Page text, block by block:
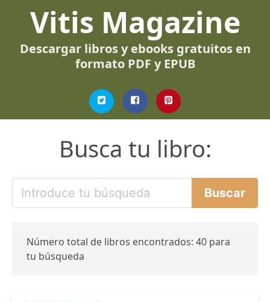
Vitis Magazine
Descargar libros y ebooks gratuitos en
formato PDF y EPUB
Busca tu libro:
Número total de libros encontrados: 40 para
tu búsqueda